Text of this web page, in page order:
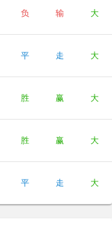
负 输 大
平 走 大
胜 赢 大
胜 赢 大
平 走 大